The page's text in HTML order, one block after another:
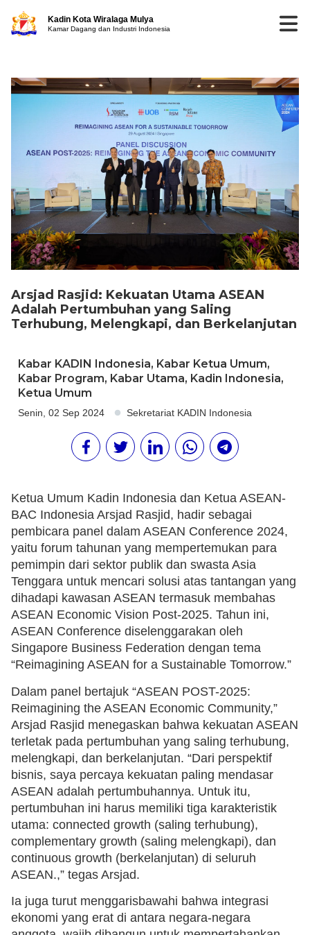
Kadin Kota Wiralaga Mulya
Kamar Dagang dan Industri Indonesia
Arsjad Rasjid: Kekuatan Utama ASEAN
Adalah Pertumbuhan yang Saling
Terhubung, Melengkapi, dan Berkelanjutan
Kabar KADIN Indonesia, Kabar Ketua Umum,
Kabar Program, Kabar Utama, Kadin Indonesia,
Ketua Umum
Senin, 02 Sep 2024 Sekretariat KADIN Indonesia
Ketua Umum Kadin Indonesia dan Ketua ASEAN-
BAC Indonesia Arsjad Rasjid, hadir sebagai
pembicara panel dalam ASEAN Conference 2024,
yaitu forum tahunan yang mempertemukan para
pemimpin dari sektor publik dan swasta Asia
Tenggara untuk mencari solusi atas tantangan yang
dihadapi kawasan ASEAN termasuk membahas
ASEAN Economic Vision Post-2025. Tahun ini,
ASEAN Conference diselenggarakan oleh
Singapore Business Federation dengan tema
“Reimagining ASEAN for a Sustainable Tomorrow.”
Dalam panel bertajuk “ASEAN POST-2025:
Reimagining the ASEAN Economic Community,”
Arsjad Rasjid menegaskan bahwa kekuatan ASEAN
terletak pada pertumbuhan yang saling terhubung,
melengkapi, dan berkelanjutan. “Dari perspektif
bisnis, saya percaya kekuatan paling mendasar
ASEAN adalah pertumbuhannya. Untuk itu,
pertumbuhan ini harus memiliki tiga karakteristik
utama: connected growth (saling terhubung),
complementary growth (saling melengkapi), dan
continuous growth (berkelanjutan) di seluruh
ASEAN.,” tegas Arsjad.
Ia juga turut menggarisbawahi bahwa integrasi
ekonomi yang erat di antara negara-negara